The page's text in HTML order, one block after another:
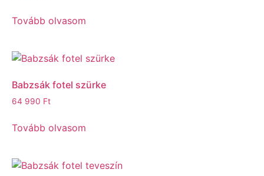
Tovább olvasom
Babzsák fotel szürke
64 990 Ft
Tovább olvasom